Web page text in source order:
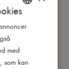
DANISH
GERMAN
med
som kan